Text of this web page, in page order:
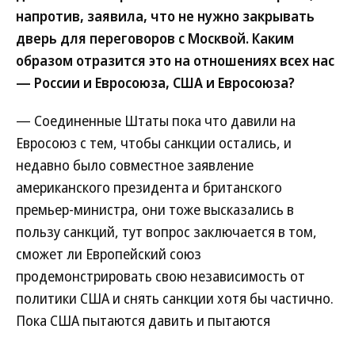
напротив, заявила, что не нужно закрывать
дверь для переговоров с Москвой. Каким
образом отразится это на отношениях всех нас
— России и Евросоюза, США и Евросоюза?
— Соединенные Штаты пока что давили на
Евросоюз с тем, чтобы санкции остались, и
недавно было совместное заявление
американского президента и британского
премьер-министра, они тоже высказались в
пользу санкций, тут вопрос заключается в том,
сможет ли Европейский союз
продемонстрировать свою независимость от
политики США и снять санкции хотя бы частично.
Пока США пытаются давить и пытаются